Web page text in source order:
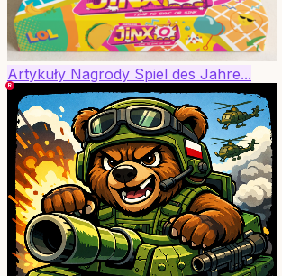
Artykuły Nagrody Spiel des Jahre...